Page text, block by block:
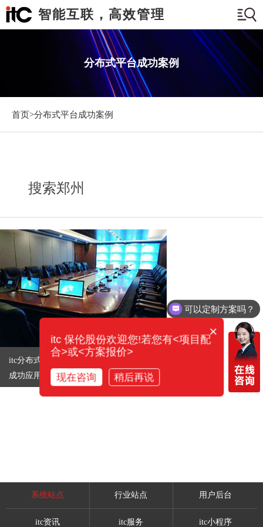
智能互联，高效管理
分布式平台成功案例
首页>分布式平台成功案例
搜索郑州
itc分布式综合管理平台、无纸化会议系统
成功应用于郑州市社会保险局
系统站点 行业站点 用户后台
itc资讯 itc服务 itc小程序
可以定制方案吗？
×
itc 保伦股份欢迎您!若您有<项目配
合>或<方案报价>
现在咨询 稍后再说